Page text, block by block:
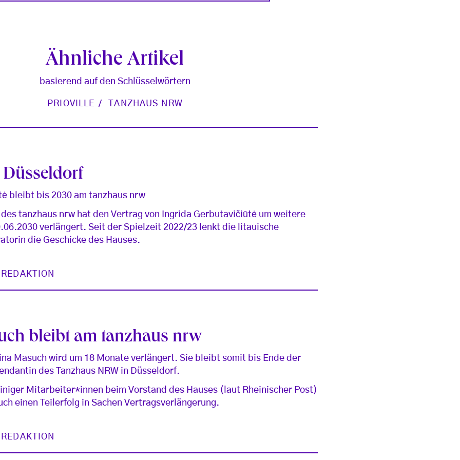
Ähnliche Artikel
basierend auf den Schlüsselwörtern
PRIOVILLE TANZHAUS NRW
bleibt bis 2030 am tanzhaus nrw
tanzhaus nrw hat den Vertrag von Ingrida Gerbutavičiūtė um weitere
verlängert. Seit der Spielzeit 2022/23 lenkt die litauische
die Geschicke des Hauses.
bleibt am tanzhaus nrw
Masuch wird um 18 Monate verlängert. Sie bleibt somit bis Ende der
des Tanzhaus NRW in Düsseldorf.
Mitarbeiter*innen beim Vorstand des Hauses (laut Rheinischer Post)
einen Teilerfolg in Sachen Vertragsverlängerung.